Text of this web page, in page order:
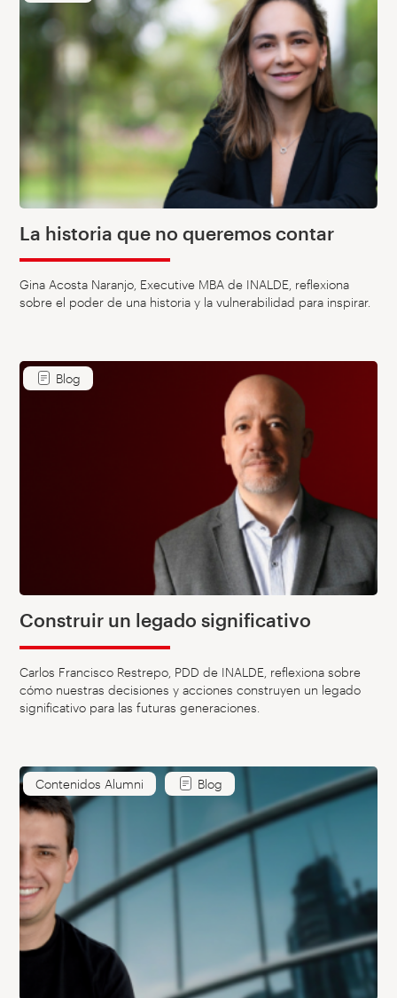
La historia que no queremos contar
Gina Acosta Naranjo, Executive MBA de INALDE, reflexiona
sobre el poder de una historia y la vulnerabilidad para inspirar.
Blog
Construir un legado significativo
Carlos Francisco Restrepo, PDD de INALDE, reflexiona sobre
cómo nuestras decisiones y acciones construyen un legado
significativo para las futuras generaciones.
Contenidos Alumni Blog